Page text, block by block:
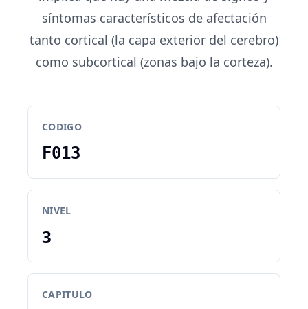
síntomas característicos de afectación
tanto cortical (la capa exterior del cerebro)
como subcortical (zonas bajo la corteza).
CODIGO
F013
NIVEL
3
CAPITULO